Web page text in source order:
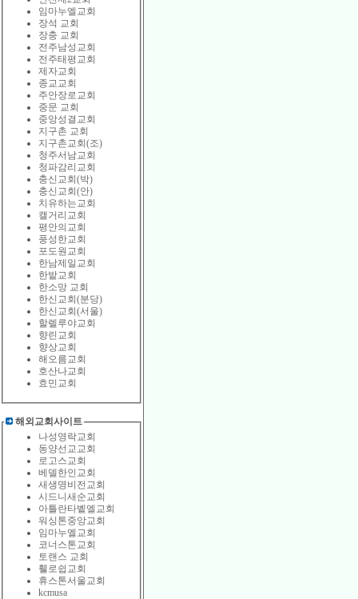
임마누엘교회
장석 교회
장충 교회
전주남성교회
전주태평교회
제자교회
종교교회
주안장로교회
중문 교회
중앙성결교회
지구촌 교회
지구촌교회(조)
청주서남교회
청파감리교회
충신교회(박)
충신교회(안)
치유하는교회
캘거리교회
평안의교회
풍성한교회
포도원교회
한남제일교회
한밭교회
한소망 교회
한신교회(분당)
한신교회(서울)
할렐루야교회
향린교회
향상교회
해오름교회
호산나교회
효민교회
해외교회사이트
나성영락교회
동양선교교회
로고스교회
베델한인교회
새생명비전교회
시드니새순교회
아틀란타벹엘교회
워싱톤중앙교회
임마누엘교회
코너스톤교회
토랜스 교회
휄로쉽교회
휴스톤서울교회
kcmusa